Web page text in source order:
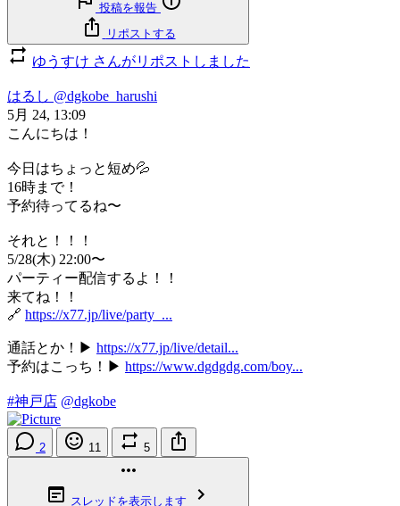
投稿を報告
リポストする
ゆうすけ さんがリポストしました
はるし @dgkobe_harushi
5月 24, 13:09
こんにちは！
今日はちょっと短め💦
16時まで！
予約待ってるね〜
それと！！！
5/28(木) 22:00〜
パーティー配信するよ！！
来てね！！
🔗 https://x77.jp/live/party_...
通話とか！▶︎ https://x77.jp/live/detail...
予約はこっち！▶︎ https://www.dgdgdg.com/boy...
#神戸店 @dgkobe
2 11 5
スレッドを表示します